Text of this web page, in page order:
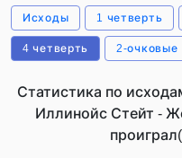
Исходы 1 четверть
4 четверть 2-очковые
Статистика по
Иллинойс Стейт -